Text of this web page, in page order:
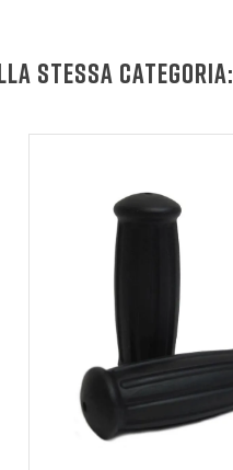
STESSA CATEGORIA: